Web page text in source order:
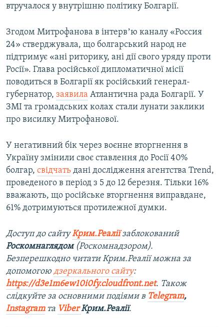
втручалося у внутрішню політику Болгарії.
Згодом Митрофанова в інтервʼю каналу «Россия
24» стверджувала, що болгарський народ не
підтримує «ані риторику, ані дії свого уряду проти
Росії». Глава російської дипломатичної місії
поводиться в Болгарії як російський генерал-
губернатор, заявила Атлантична рада Болгарії. У
ЗМІ та громадських колах стали лунати заклики
про висилку Митрофанової.
У негативний бік через воєнне вторгнення в
Україну змінили своє ставлення до Росії 40%
болгар, свідчать дані дослідження агентства Trend,
проведеного в період з 5 до 12 березня. Тільки 16%
вважають, що російське вторгнення виправдане,
61% дотримуються протилежної думки.
Доступ до сайтуКрим.Реаліїзаблокований
Роскомнаглядом (Роскомнадзором).
Безперешкодно читати Крим.Реалії можна за
допомогою дзеркального сайту:
https://d3e1m6ew10i0fy.cloudfront.net. Також
слідкуйте за основними подіями в Telegram,
Instagramта ViberКрим.Реалії.